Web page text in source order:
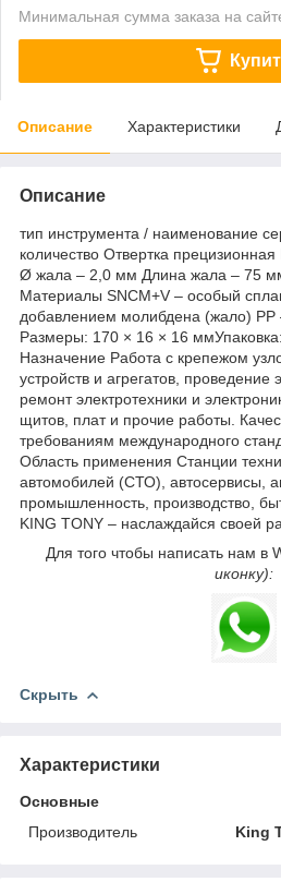
Минимальная сумма заказа на
Описание Характеристики
Описание
тип инструмента / наименование
количество Отвертка
Ø жала – 2,0 мм Длина жала – 75
Материалы SNCM+V – особый
добавлением молибдена (жало) PP
Размеры: 170 × 16 × 16
Назначение Работа с крепежом
устройств и агрегатов, проведение
ремонт электротехники и
щитов, плат и прочие работы.
требованиям международного
Область применения Станции
автомобилей (СТО), автосервисы,
промышленность, производство,
KING TONY – наслаждайся своей
Для того чтобы написать нам в
иконку):
Скрыть
Характеристики
Основные
Производитель
King